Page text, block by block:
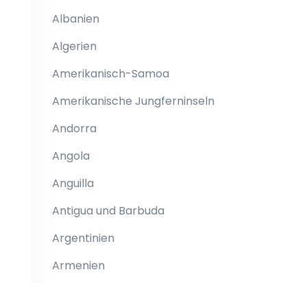
Albanien
Algerien
Amerikanisch-Samoa
Amerikanische Jungferninseln
Andorra
Angola
Anguilla
Antigua und Barbuda
Argentinien
Armenien